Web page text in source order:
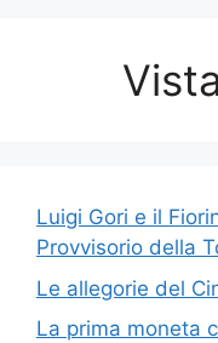
Luigi Gori e il
Provvisorio della
Le allegorie del
La prima moneta